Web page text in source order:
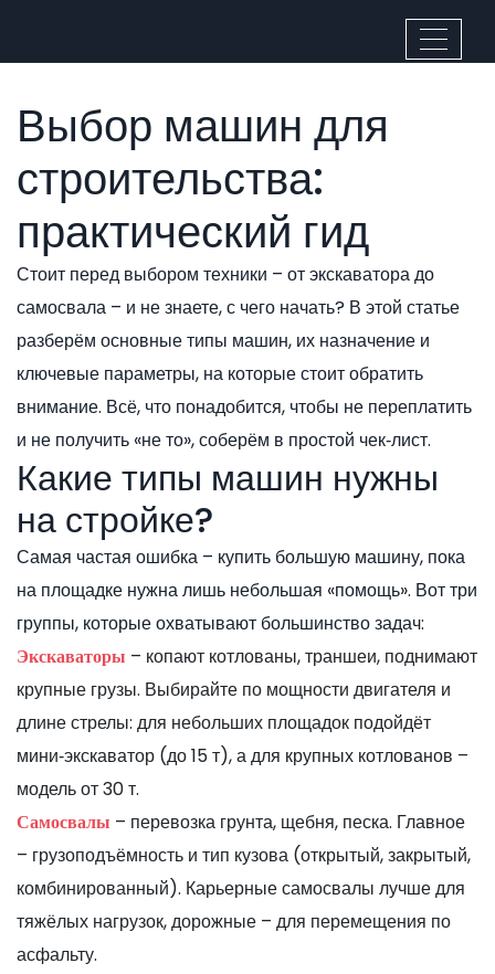
Выбор машин для
строительства:
практический гид
Стоит перед выбором техники – от экскаватора до
самосвала – и не знаете, с чего начать? В этой статье
разберём основные типы машин, их назначение и
ключевые параметры, на которые стоит обратить
внимание. Всё, что понадобится, чтобы не переплатить
и не получить «не то», соберём в простой чек‑лист.
Какие типы машин нужны
на стройке?
Самая частая ошибка – купить большую машину, пока
на площадке нужна лишь небольшая «помощь». Вот три
группы, которые охватывают большинство задач:
Экскаваторы – копают котлованы, траншеи, поднимают
крупные грузы. Выбирайте по мощности двигателя и
длине стрелы: для небольших площадок подойдёт
мини‑экскаватор (до 15 т), а для крупных котлованов –
модель от 30 т.
Самосвалы – перевозка грунта, щебня, песка. Главное
– грузоподъёмность и тип кузова (открытый, закрытый,
комбинированный). Карьерные самосвалы лучше для
тяжёлых нагрузок, дорожные – для перемещения по
асфальту.